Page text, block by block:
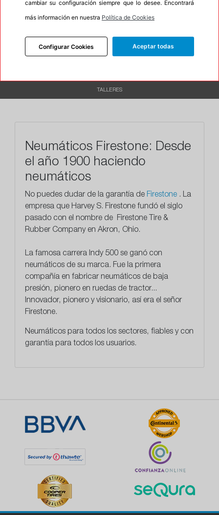
TALLERES
Neumáticos Firestone: Desde
el año 1900 haciendo
neumáticos
No puedes dudar de la garantía de Firestone . La
empresa que Harvey S. Firestone fundó el siglo
pasado con el nombre de Firestone Tire &
Rubber Company en Akron, Ohio.
La famosa carrera Indy 500 se ganó con
neumáticos de su marca. Fue la primera
compañía en fabricar neumáticos de baja
presión, pionero en ruedas de tractor...
Innovador, pionero y visionario, así era el señor
Firestone.
Neumáticos para todos los sectores, fiables y con
garantía para todos los usuarios.
cambiar su configuración siempre que lo desee. Encontrará
más información en nuestra Política de Cookies
Configurar Cookies Aceptar todas